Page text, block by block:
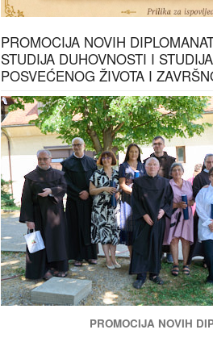
PROMOCIJA NOVIH
STUDIJA DUHOVNOSTI I
POSVEĆENOG ŽIVOTA I
PROMOCIJA NOVIH